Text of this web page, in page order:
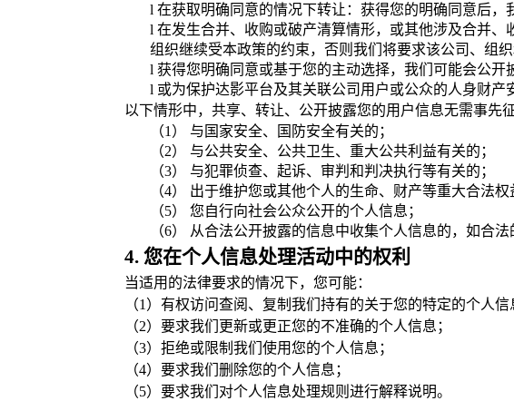
l 在获取明确同意的情况下转让：获得您的明确同意后，
l 在发生合并、收购或破产清算情形，或其他涉及合并、
组织继续受本政策的约束，否则我们将要求该公司、组
l 获得您明确同意或基于您的主动选择，我们可能会公开
l 或为保护达影平台及其关联公司用户或公众的人身财产
以下情形中，共享、转让、公开披露您的用户信息无需事先
（1） 与国家安全、国防安全有关的；
（2） 与公共安全、公共卫生、重大公共利益有关的；
（3） 与犯罪侦查、起诉、审判和判决执行等有关的；
（4） 出于维护您或其他个人的生命、财产等重大合法权
（5） 您自行向社会公众公开的个人信息；
（6） 从合法公开披露的信息中收集个人信息的，如合
4. 您在个人信息处理活动中的权利
当适用的法律要求的情况下，您可能：
（1）有权访问查阅、复制我们持有的关于您的特定的个人信
（2）要求我们更新或更正您的不准确的个人信息；
（3）拒绝或限制我们使用您的个人信息；
（4）要求我们删除您的个人信息；
（5）要求我们对个人信息处理规则进行解释说明。